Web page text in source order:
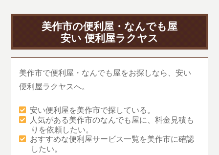
美作市の便利屋・なんでも屋
安い 便利屋ラクヤス
美作市で便利屋・なんでも屋をお探しなら、安い
便利屋ラクヤスへ。
安い便利屋を美作市で探している。
人気がある美作市のなんでも屋に、料金見積も
りを依頼したい。
おすすめな便利屋サービス一覧を美作市に確認
したい。